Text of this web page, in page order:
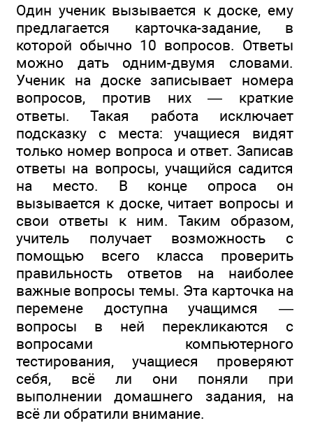
Один ученик вызывается к доске, ему
предлагается карточка-задание, в
которой обычно 10 вопросов. Ответы
можно дать одним-двумя словами.
Ученик на доске записывает номера
вопросов, против них — краткие
ответы. Такая работа исключает
подсказку с места: учащиеся видят
только номер вопроса и ответ. Записав
ответы на вопросы, учащийся садится
на место. В конце опроса он
вызывается к доске, читает вопросы и
свои ответы к ним. Таким образом,
учитель получает возможность с
помощью всего класса проверить
правильность ответов на наиболее
важные вопросы темы. Эта карточка на
перемене доступна учащимся —
вопросы в ней перекликаются с
вопросами компьютерного
тестирования, учащиеся проверяют
себя, всё ли они поняли при
выполнении домашнего задания, на
всё ли обратили внимание.